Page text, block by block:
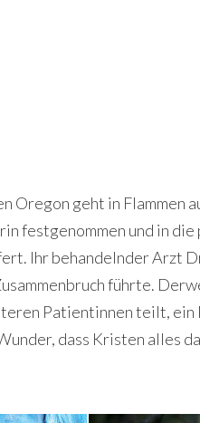
Oregon geht in
festgenommen und in
Ihr behandelnder Arzt
führte.
Patientinnen teilt, ein
dass Kristen alles